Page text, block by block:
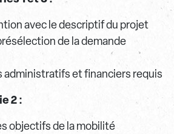
avec le descriptif du projet
de la demande
administratifs et financiers requis
2 :
objectifs de la mobilité